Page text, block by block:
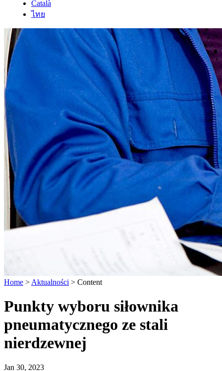
Català
ไทย
Home > Aktualności > Content
Punkty wyboru siłownika
pneumatycznego ze stali
nierdzewnej
Jan 30, 2023